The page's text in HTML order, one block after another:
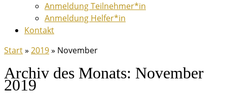
Anmeldung Teilnehmer*in
Anmeldung Helfer*in
Kontakt
Start» 2019» November
Archiv des Monats: November
2019